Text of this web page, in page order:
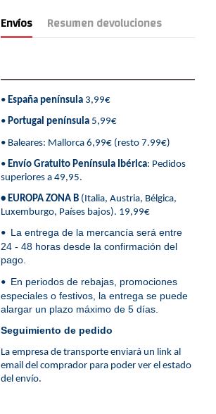
Envíos Resumen devoluciones
• España península3,99€
• Portugal península5,99€
• Baleares: Mallorca 6,99€ (resto 7.99€)
• Envío Gratuito Península Ibérica: Pedidos
superiores a 49,95.
• EUROPA ZONA B(Italia, Austria, Bélgica,
Luxemburgo, Países bajos). 19,99€
• La entrega de la mercancía será entre
24 - 48 horas desde la confirmación del
pago.
• En periodos de rebajas, promociones
especiales o festivos, la entrega se puede
alargar un plazo máximo de 5 días.
Seguimiento de pedido
La empresa de transporte enviará un link al
email del comprador para poder ver el estado
del envío.